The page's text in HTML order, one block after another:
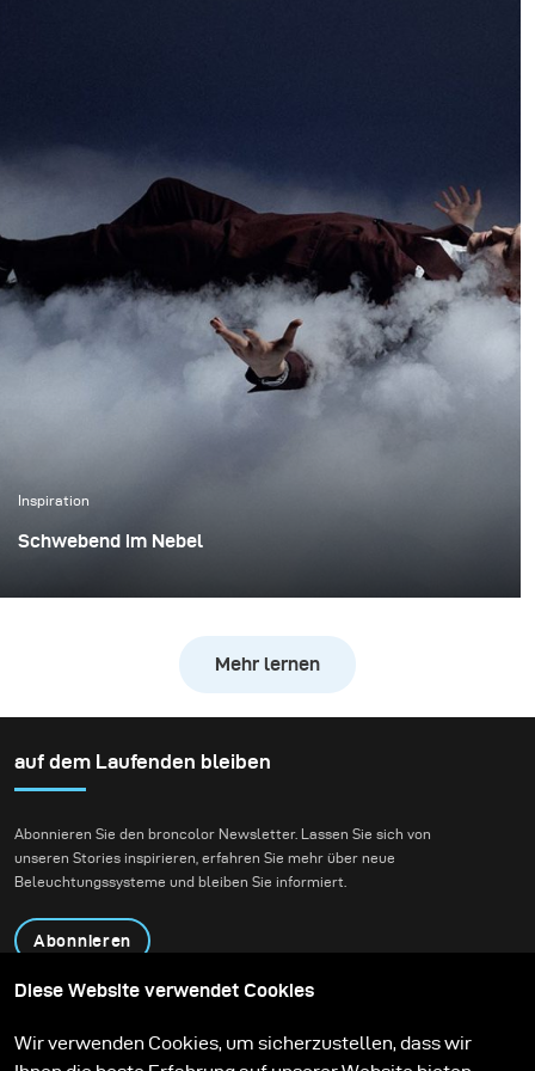
bewahren. Unser Ziel
war es, authentische
Action-Aufnahmen zu
schaffen, ohne dabei die
Tiefe, Stimmung und
Präsenz der Umgebung
zu verlieren.
Inspiration
Schwebend im Nebel
Bernatonis), einem litauischen Magier, der sowohl lokal
seine Auftritte, und mein Ziel war es, diese in ein
visuelles Bild zu übersetzen.
Mehr lernen
auf dem Laufenden bleiben
Abonnieren Sie den broncolor Newsletter. Lassen Sie sich von
unseren Stories inspirieren, erfahren Sie mehr über neue
Beleuchtungssysteme und bleiben Sie informiert.
Abonnieren
Kontakt
Technologien
Diese Website verwendet Cookies
Wir verwenden Cookies, um sicherzustellen, dass wir